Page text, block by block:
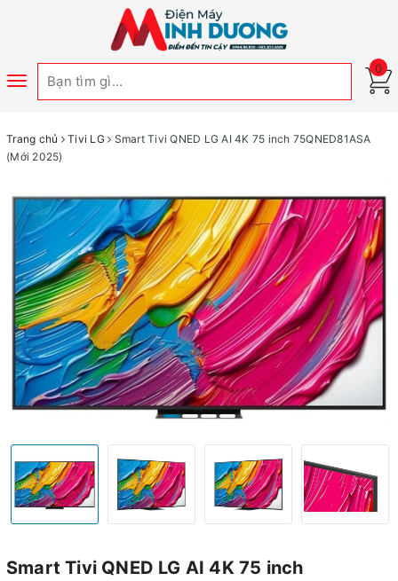
Toggle
0
Trang chủ Tivi LG
Smart Tivi QNED LG AI 4K 75 inch 75QNED81ASA
(Mới 2025)
Smart Tivi QNED LG AI 4K 75 inch